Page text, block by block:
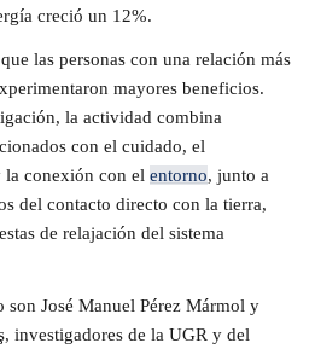
creció un 12%.
las personas con una relación más
mayores beneficios.
la actividad combina
con el cuidado, el
conexión con el entorno, junto a
del contacto directo con la tierra,
de relajación del sistema
son José Manuel Pérez Mármol y
investigadores de la UGR y del